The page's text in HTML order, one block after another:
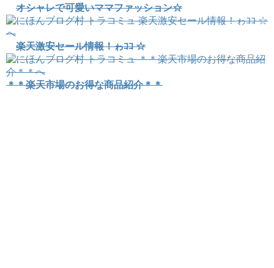
オシャレで可愛いママファッション☆
楽天激安セール情報！ゎｺｺ ☆
＊＊楽天市場のお得な商品紹介＊＊